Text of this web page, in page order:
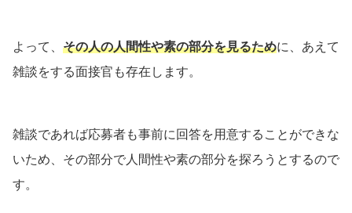
よって、 その人の人間性や素の部分を見るために、あえて
雑談をする面接官も存在します。
雑談であれば応募者も事前に回答を用意することができな
いため、その部分で人間性や素の部分を探ろうとするので
す。